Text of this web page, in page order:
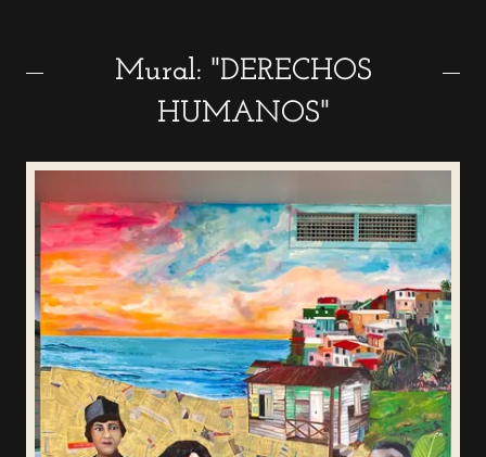
Mural: "DERECHOS
HUMANOS"